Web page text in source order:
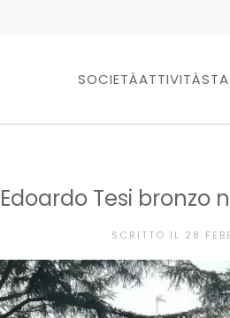
SOCIETÀATTIVITÀ
Edoardo Tesi bronzo
SCRITTO IL 28